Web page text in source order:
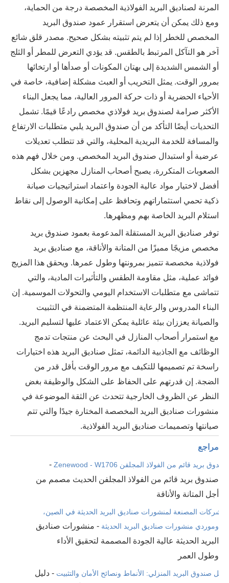
المرنة لصناديق البريد الفولاذية المخصصة درجة من الحماية،
ومع ذلك يمكن أن يتعرض استقرار عمود صندوق البريد
المخصص للخطر إذا لم يتم تثبيته بشكل صحيح. مصدر قلق شائع
آخر هو التآكل المرتبط بالطقس. قد يؤدي التعرض للمطر أو الثلج
أو الشمس الشديدة إلى بهتان المكونات أو صدأها أو ارتخائها
بمرور الوقت. يمثل التخريب أو العبث مشكلة إضافية، خاصة في
الأحياء الحضرية أو ذات حركة المرور العالية، مما يجعل البناء
الأكثر صرامة لصندوق بريد فولاذي مخصص رادعًا قيمًا. تشمل
التحديات أيضًا التأكد من أن صندوق البريد يلبي متطلبات الارتفاع
والمسافة للخدمة البريدية المحلية، والتي قد تتطلب تعديلات
عرضية أو استبدال صندوق البريد المخصص. ومن خلال فهم هذه
الصعوبات المتكررة، يصبح أصحاب المنازل مجهزين بشكل
أفضل لاختيار مواد عالية الجودة واعتماد استراتيجيات صيانة
ذكية تحمي استثماراتهم وتحافظ على إمكانية الوصول إلى نقاط
استلام البريد الخاصة بهم ومظهرها.
توفر صناديق البريد المستقلة المدعومة بعمود صندوق بريد
مخصص مزيجًا مميزًا من المتانة والأناقة، مع صناديق بريد
فولاذية مخصصة تتميز بمرونتها وطول عمرها. ويحقق هذا المزيج
فوائد عملية، مثل مقاومة الطقس والتأثيرات المادية، والتي
تتماشى مع متطلبات الاستخدام اليومي والتحولات الموسمية. إن
البناء المدروس والرعاية المنتظمة المتضمنة في التثبيت
والصيانة يعززان بيئة عائلية يمكن الاعتماد عليها لتسليم البريد.
مع استمرار أصحاب المنازل في البحث عن منتجات تدمج
الوظائف مع الجاذبية الدائمة، تمثل صناديق البريد هذه اختيارات
راسخة تم تصميمها للتكيف مع مرور الوقت بأقل قدر من
الضجة. إن قدرتهم على الحفاظ على الشكل والوظيفة بغض
النظر عن الظروف الخارجية تتحدث عن الثقة الموضوعة في
منشورات صناديق البريد المخصصة المختارة جيدًا والتي تتم
صيانتها وتصميمات صناديق البريد الفولاذية.
مراجع
صندوق بريد قائم من الفولاذ المجلفن Zenewood - W1706
-
صندوق بريد قائم من الفولاذ المجلفن الحديث مصمم من
أجل المتانة والأناقة
الشركات المصنعة لمنشورات صناديق البريد الحديثة في الصين،
وموردي منشورات صناديق البريد الحديثة - منشورات صناديق
البريد الحديثة عالية الجودة المصممة لتحقيق الأداء
وطول العمر
دليل صندوق البريد المنزلي: الأنماط ونصائح الأمان والتثبيت - دليل